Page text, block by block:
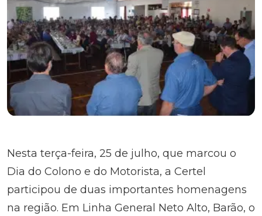
Nesta terça-feira, 25 de julho, que marcou o
Dia do Colono e do Motorista, a Certel
participou de duas importantes homenagens
na região. Em Linha General Neto Alto, Barão, o